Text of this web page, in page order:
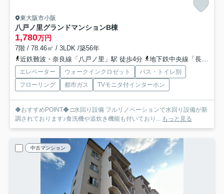
東大阪市小阪
八戸ノ里グランドマンションB棟
1,780万円
7階 / 78.46㎡ / 3LDK /築56年
近鉄難波・奈良線「八戸ノ里」駅 徒歩4分
地下鉄中央線「長田」駅 徒歩22分
エレベーター ウォークインクロゼット
バス・トイレ別
フローリング
都市ガス TVモニタ付インターホン
◆おすすめPOINT◆ □水回り設備 フルリノベーションで水回り設備が新
調されております♪食洗機や追炊き機能も付いており...
もっと見る
中古マンション